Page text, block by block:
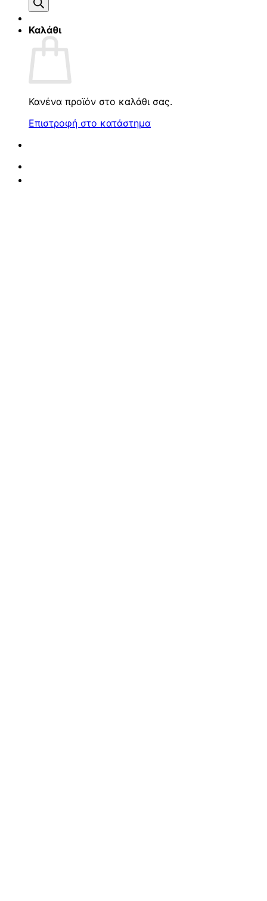
Καλάθι
Κανένα προϊόν στο καλάθι σας.
Επιστροφή στο κατάστημα